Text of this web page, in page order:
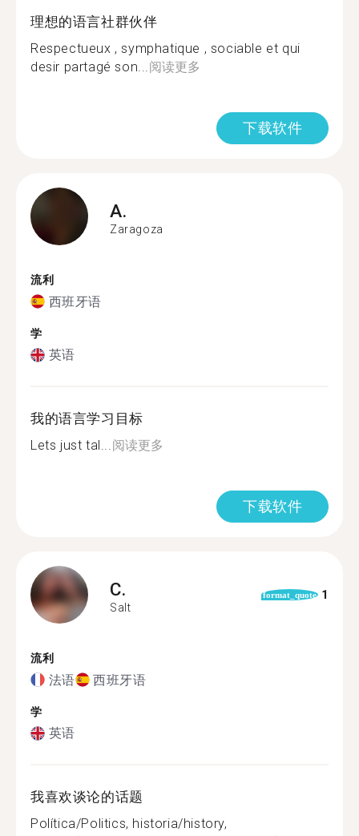
理想的语言社群伙伴
Respectueux , symphatique , sociable et qui
desir partagé son...阅读更多
下载软件
A.
Zaragoza
流利
西班牙语
学
英语
我的语言学习目标
Lets just tal...阅读更多
下载软件
C.
Salt
format_quote 1
流利
法语 西班牙语
学
英语
我喜欢谈论的话题
Política/Politics, historia/history,